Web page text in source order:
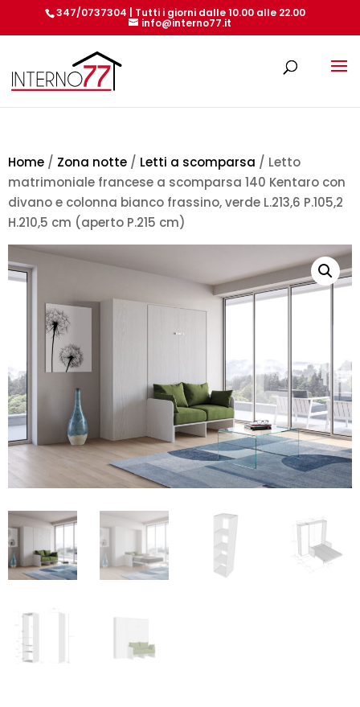
347/0737304 | Tutti i giorni dalle 10.00 alle 22.00
info@interno77.it
Home / Zona notte / Letti a scomparsa / Letto
matrimoniale francese a scomparsa 140 Kentaro con
divano e colonna bianco frassino, verde L.213,6 P.105,2
H.210,5 cm (aperto P.215 cm)